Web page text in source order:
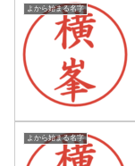
よから始まる名字
よから始まる名字